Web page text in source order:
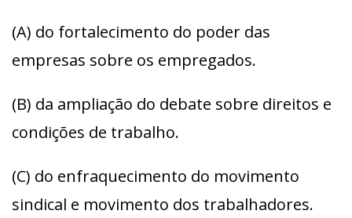
(A) do fortalecimento do poder das
empresas sobre os empregados.
(B) da ampliação do debate sobre direitos e
condições de trabalho.
(C) do enfraquecimento do movimento
sindical e movimento dos trabalhadores.